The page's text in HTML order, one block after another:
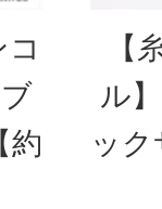
約
【
ル
ッ